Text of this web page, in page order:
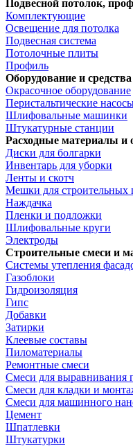
Подвесной потолок,
Комплектующие
Освещение для потолка
Подвесная система
Потолочные плиты
Профиль
Оборудование и
Окрасочное оборудование
Перистальтические
Шлифовальные машинки
Штукатурные станции
Расходные материалы и
Диски для болгарки
Инвентарь для уборки
Ленты и скотч
Мешки для строительных
Наждачка
Пленки и подложки
Шлифовальные круги
Электроды
Строительные смеси и
Системы утепления
Газоблоки
Гидроизоляция
Гипс
Добавки
Затирки
Клеевые составы
Пиломатериалы
Ремонтные смеси
Смеси для выравнивания
Смеси для кладки и
Смеси для машинного
Цемент
Шпатлевки
Штукатурки